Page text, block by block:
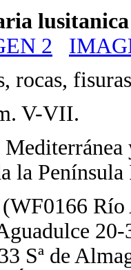
lusitanica
2
rocas,
V-VII.
la
Sª de